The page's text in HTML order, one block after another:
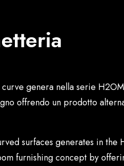
genera nella serie
offrendo un prodotto
surfaces generates in the
furnishing concept by